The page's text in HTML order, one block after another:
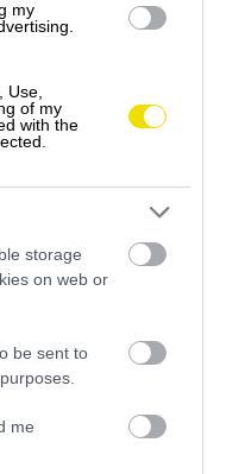
my
Use,
of my
with the
storage
on web or
be sent to
me